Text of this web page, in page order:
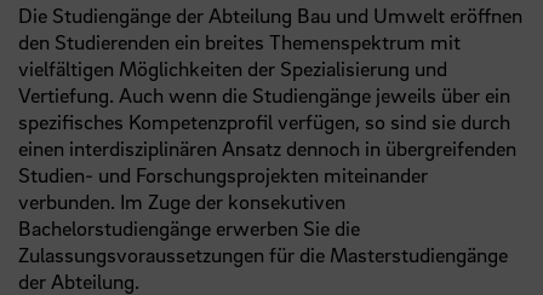
Die Studiengänge der Abteilung Bau und Umwelt eröffnen
den Studierenden ein breites Themenspektrum mit
vielfältigen Möglichkeiten der Spezialisierung und
Vertiefung. Auch wenn die Studiengänge jeweils über ein
spezifisches Kompetenzprofil verfügen, so sind sie durch
einen interdisziplinären Ansatz dennoch in übergreifenden
Studien- und Forschungsprojekten miteinander
verbunden. Im Zuge der konsekutiven
Bachelorstudiengänge erwerben Sie die
Zulassungsvoraussetzungen für die Masterstudiengänge
der Abteilung.